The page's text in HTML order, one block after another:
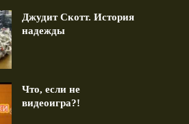
Джудит Скотт. История
надежды
Что, если не
видеоигра?!